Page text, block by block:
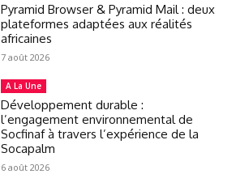
Pyramid Browser & Pyramid Mail : deux
plateformes adaptées aux réalités
africaines
7 août 2026
A La Une
Développement durable :
l’engagement environnemental de
Socfinaf à travers l’expérience de la
Socapalm
6 août 2026